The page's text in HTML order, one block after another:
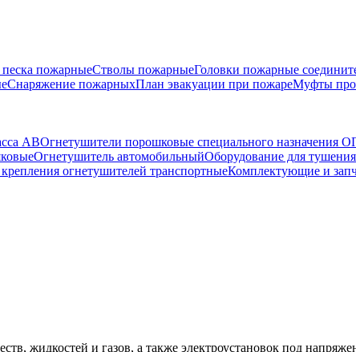
пожарныеСтволы пожарныеГоловки пожарные
Снаряжение пожарныхПлан эвакуации при пожареМуфты
АВОгнетушители порошковые специального назначения
Огнетушитель автомобильныйОборудование для
огнетушителей транспортныеКомплектующие и
жидкостей и газов, а также электроустановок под